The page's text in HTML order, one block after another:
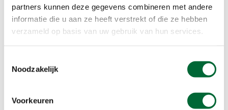
partners kunnen deze gegevens combineren met andere
informatie die u aan ze heeft verstrekt of die ze hebben
verzameld op basis van uw gebruik van hun services.
Noodzakelijk
Voorkeuren
zingen van merels kunt horen.